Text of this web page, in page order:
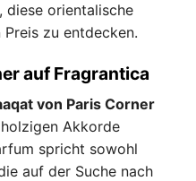
diese orientalische
zu entdecken.
auf Fragrantica
von Paris Corner
Akkorde
spricht sowohl
auf der Suche nach